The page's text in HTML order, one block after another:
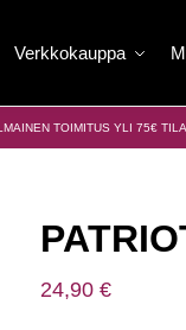
Verkkokauppa
TOIMITUS YLI 75€
24,90 €